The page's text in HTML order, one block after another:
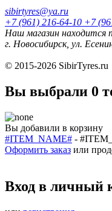
sibirtyres@ya.ru
+7 (961) 216-64-10 +7
Наш магазин находится
г. Новосибирск, ул.
© 2015-2026 SibirTyres.ru
Вы выбрали 0
Вы добавили в корзину
#ITEM_NAME# -
Оформить заказ или
Вход в личный